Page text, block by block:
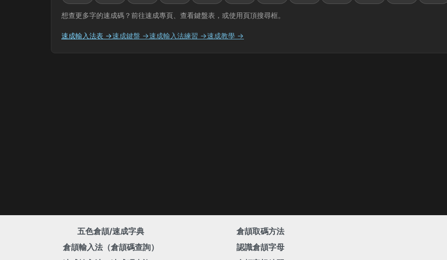
想查更多字的速成碼？前往速成專頁、查看鍵盤表，或使用頁頂搜尋框。
速成輸入法表 →速成鍵盤 →速成輸入法練習 →速成教學 →
五色倉頡/速成字典
倉頡輸入法（倉頡碼查詢）
倉頡取碼方法
認識倉頡字母